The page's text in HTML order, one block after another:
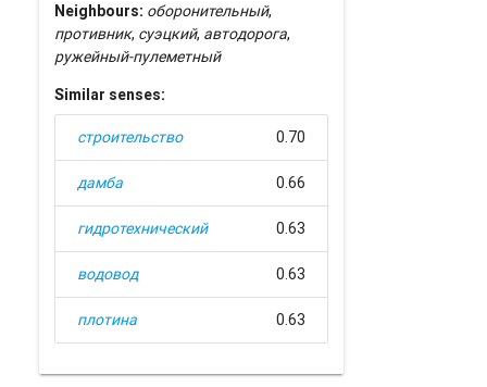
Neighbours: оборонительный,
противник, суэцкий, автодорога,
ружейный-пулеметный
Similar senses:
строительство 0.70
дамба 0.66
гидротехнический 0.63
водовод 0.63
плотина 0.63